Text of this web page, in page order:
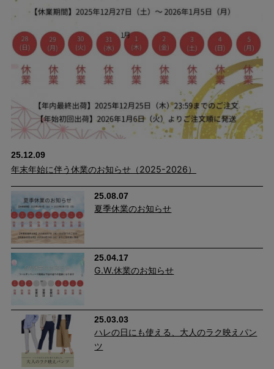
25.12.09
年末年始に伴う休業のお知らせ（2025-2026）
25.08.07
夏季休業のお知らせ
25.04.17
G.W.休業のお知らせ
25.03.03
ハレの日にも使える、大人のラク映えパン
ツ